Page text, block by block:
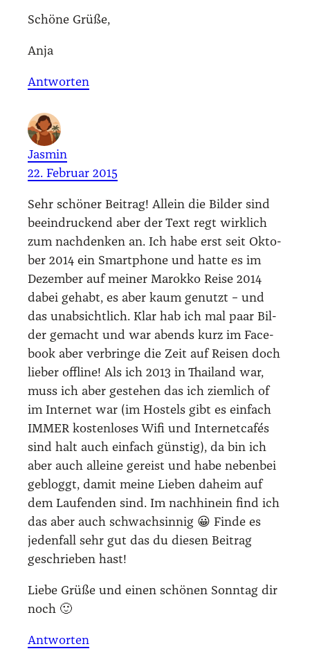
Schö­ne Grü­ße,
Anja
Antworten
Jasmin
22. Februar 2015
Sehr schö­ner Bei­trag! Allein die Bil­der sind
beein­dru­ckend aber der Text regt wirk­lich
zum nach­den­ken an. Ich habe erst seit Okto­
ber 2014 ein Smart­phone und hat­te es im
Dezem­ber auf mei­ner Marok­ko Rei­se 2014
dabei gehabt, es aber kaum genutzt – und
das unab­sicht­lich. Klar hab ich mal paar Bil­
der gemacht und war abends kurz im Face­
book aber ver­brin­ge die Zeit auf Rei­sen doch
lie­ber off­line! Als ich 2013 in Thai­land war,
muss ich aber geste­hen das ich ziem­lich of
im Inter­net war (im Hos­tels gibt es ein­fach
IMMER kos­ten­lo­ses Wifi und Inter­net­ca­fés
sind halt auch ein­fach güns­tig), da bin ich
aber auch allei­ne gereist und habe neben­bei
gebloggt, damit mei­ne Lie­ben daheim auf
dem Lau­fen­den sind. Im nach­hin­ein find ich
das aber auch schwach­sin­nig 😀 Fin­de es
jeden­fall sehr gut das du die­sen Bei­trag
geschrie­ben hast!
Lie­be Grü­ße und einen schö­nen Sonn­tag dir
noch 🙂
Antworten